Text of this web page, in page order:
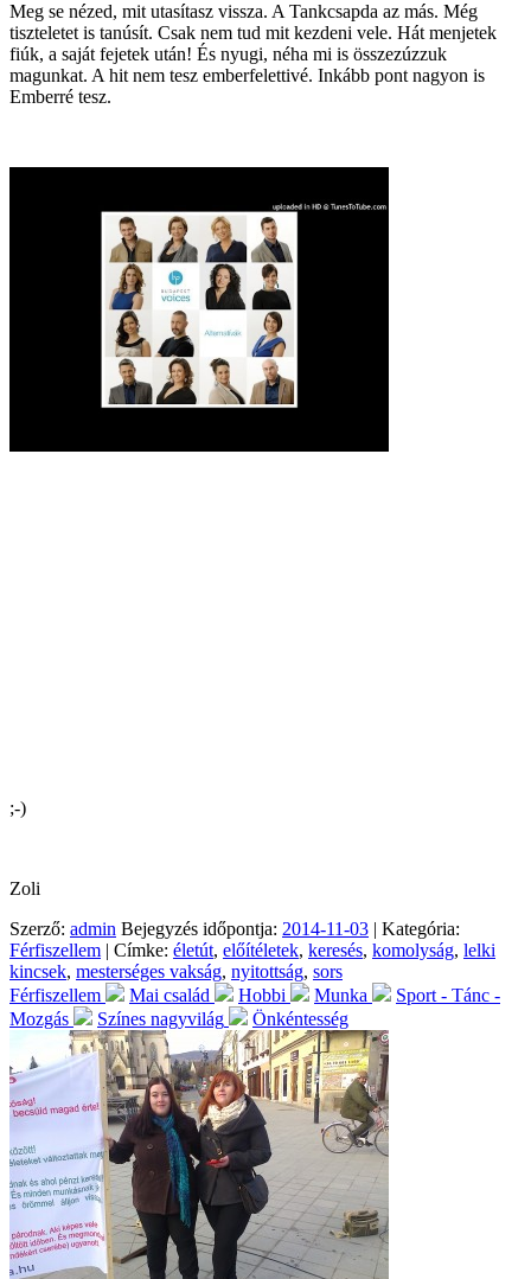
Meg se nézed, mit utasítasz vissza. A Tankcsapda az más. Még
tiszteletet is tanúsít. Csak nem tud mit kezdeni vele. Hát menjetek
fiúk, a saját fejetek után! És nyugi, néha mi is összezúzzuk
magunkat. A hit nem tesz emberfelettivé. Inkább pont nagyon is
Emberré tesz.
;-)
Zoli
Szerző: admin Bejegyzés időpontja: 2014-11-03 | Kategória:
Férfiszellem | Címke: életút, előítéletek, keresés, komolyság, lelki
kincsek, mesterséges vakság, nyitottság, sors
Férfiszellem
Mai család Hobbi Munka
Sport - Tánc -
Mozgás
Színes nagyvilág Önkéntesség